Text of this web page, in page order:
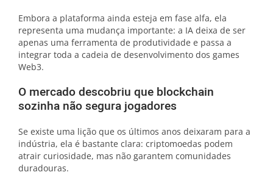
Embora a plataforma ainda esteja em fase alfa, ela
representa uma mudança importante: a IA deixa de ser
apenas uma ferramenta de produtividade e passa a
integrar toda a cadeia de desenvolvimento dos games
Web3.
O mercado descobriu que blockchain
sozinha não segura jogadores
Se existe uma lição que os últimos anos deixaram para a
indústria, ela é bastante clara: criptomoedas podem
atrair curiosidade, mas não garantem comunidades
duradouras.